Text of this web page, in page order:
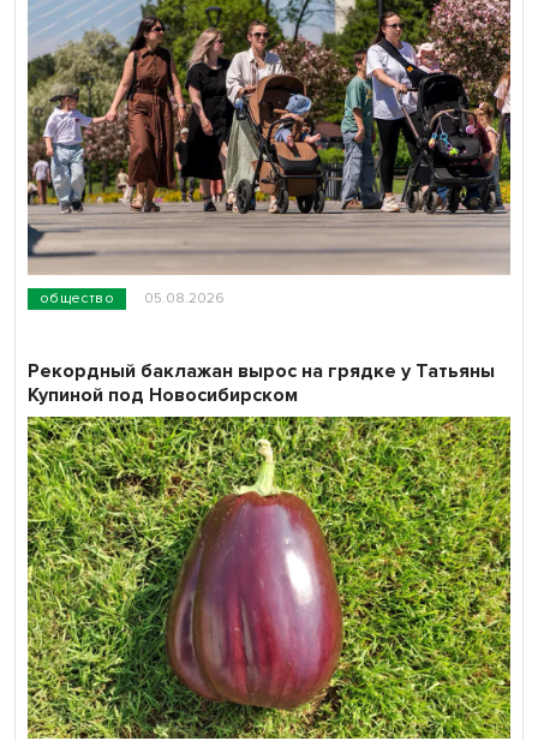
общество 05.08.2026
Рекордный баклажан вырос на грядке у Татьяны
Купиной под Новосибирском